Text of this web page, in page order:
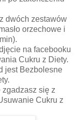
dwóch zestawów
orzechowe i
na facebooku
Cukru z Diety.
jest Bezbolesne
zgadzasz się z
Cukru z